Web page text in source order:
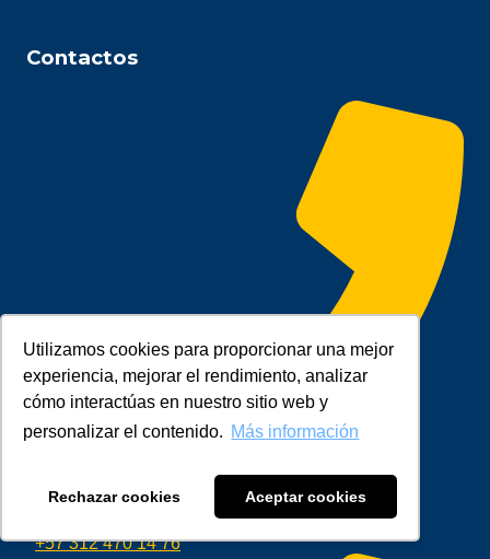
Utilizamos cookies para proporcionar una mejor
experiencia, mejorar el rendimiento, analizar
cómo interactúas en nuestro sitio web y
personalizar el contenido. Más información
Rechazar cookies Aceptar cookies
Contactos
+57 312 470 14 76